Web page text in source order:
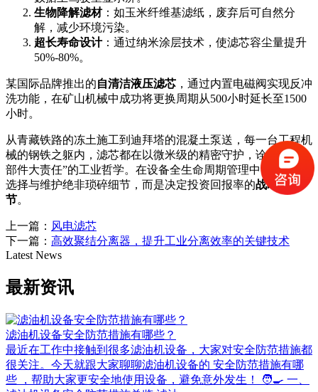
生物降解滤材：如玉米纤维基滤纸，废弃后可自然分
解，减少环境污染。
超长寿命设计：通过纳米涂层技术，使滤芯容尘量提升
50%-80%。
某国际品牌推出的自清洁液压滤芯 ，通过内置电磁阀实现反冲
洗功能，在矿山机械中成功将更换周期从500小时延长至1500
小时。
从青藏铁路的冻土施工到迪拜塔的混凝土泵送，每一台工程机
械的钢铁之躯内，滤芯都在以微米级的精密守护，诠释着“小
部件大责任”的工业哲学。在设备全生命周期管理中，滤芯的
选择与维护绝非琐碎细节，而是决定投资回报率的战略性环
节。
上一篇： 风电滤芯
下一篇： 高效聚结分离器，提升工业分离效率的关键技术
Latest News
最新资讯
滤油机设备安全防范措施有哪些？
最近在工作中接触到很多滤油机设备，大家对安全防范措施都
很关注。今天就跟大家聊聊滤油机设备的 安全防范措施有哪
些 ，帮助大家更安全地使用设备，避免意外发生！ 🧑‍🍳 一、